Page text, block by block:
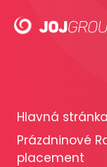
Brandy
Produkty
Hlavná stránka
Prázdninové
placement